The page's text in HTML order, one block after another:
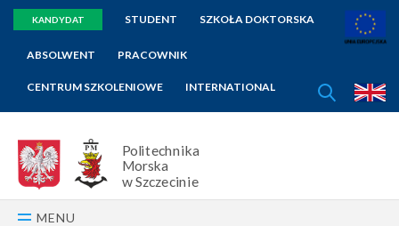
KANDYDAT STUDENT SZKOŁA DOKTORSKA
ABSOLWENT PRACOWNIK
CENTRUM SZKOLENIOWE INTERNATIONAL
Politechnika
Morska
w Szczecinie
SZUKAJ
MENU